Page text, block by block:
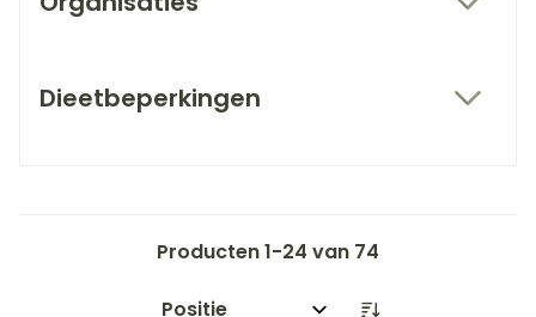
Dieetbeperkingen
Producten1-24 van 74